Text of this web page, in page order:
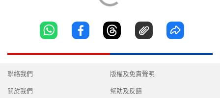
聯絡我們
關於我們
版權及免責聲明
幫助及反饋